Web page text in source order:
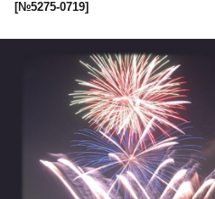
[№5275-0719]